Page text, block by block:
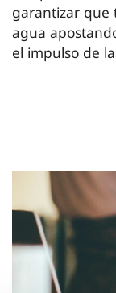
garantizar que
agua
el impulso de